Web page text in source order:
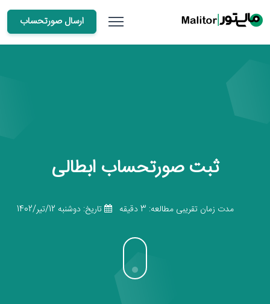
ارسال صورتحساب
ثبت صورتحساب ابطالی
مدت زمان تقریبی مطالعه: 3 دقیقه تاریخ: دوشنبه 12/تیر/1402